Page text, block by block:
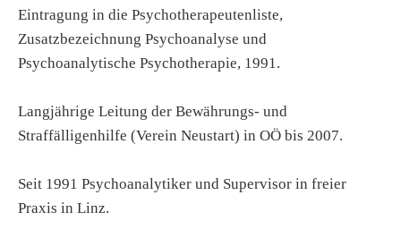
Eintragung in die Psychotherapeutenliste,
Zusatzbezeichnung Psychoanalyse und
Psychoanalytische Psychotherapie, 1991.
Langjährige Leitung der Bewährungs- und
Straffälligenhilfe (Verein Neustart) in OÖ bis 2007.
Seit 1991 Psychoanalytiker und Supervisor in freier
Praxis in Linz.